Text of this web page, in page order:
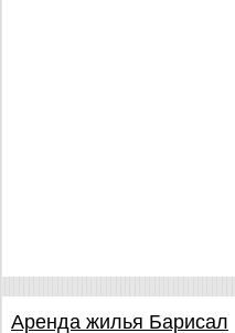
Аренда жилья Барисал